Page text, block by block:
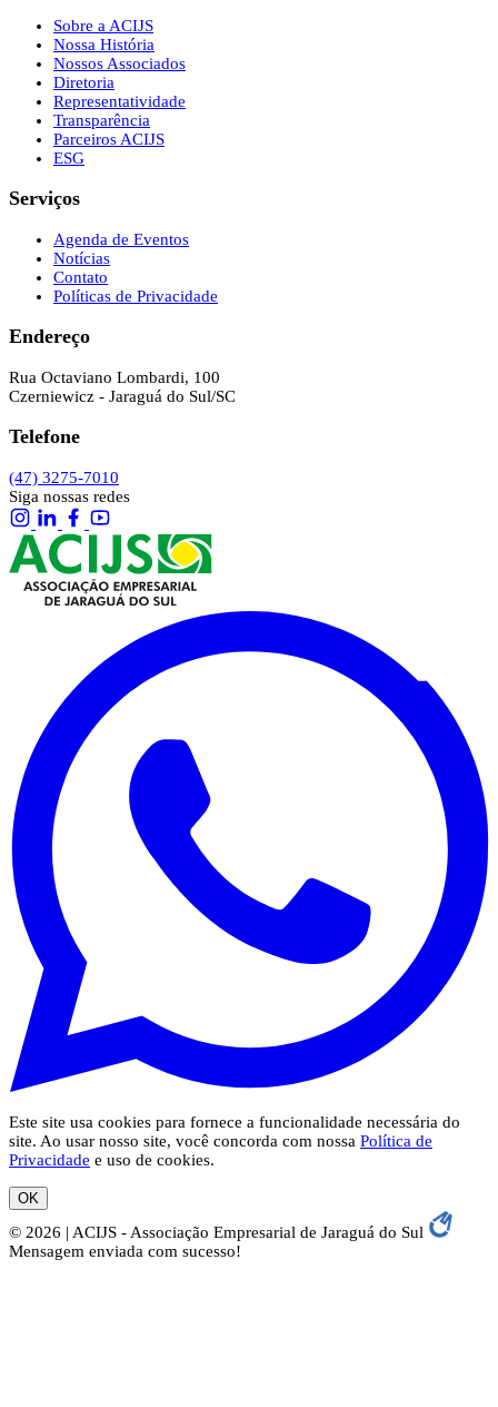
Sobre a ACIJS
Nossa História
Nossos Associados
Diretoria
Representatividade
Transparência
Parceiros ACIJS
ESG
Serviços
Agenda de Eventos
Notícias
Contato
Políticas de Privacidade
Endereço
Rua Octaviano Lombardi, 100
Czerniewicz - Jaraguá do Sul/SC
Telefone
(47) 3275-7010
Siga nossas redes
Este site usa cookies para fornece a funcionalidade necessária do
site. Ao usar nosso site, você concorda com nossa Política de
Privacidade e uso de cookies.
OK
© 2026 | ACIJS - Associação Empresarial de Jaraguá do Sul
Mensagem enviada com sucesso!